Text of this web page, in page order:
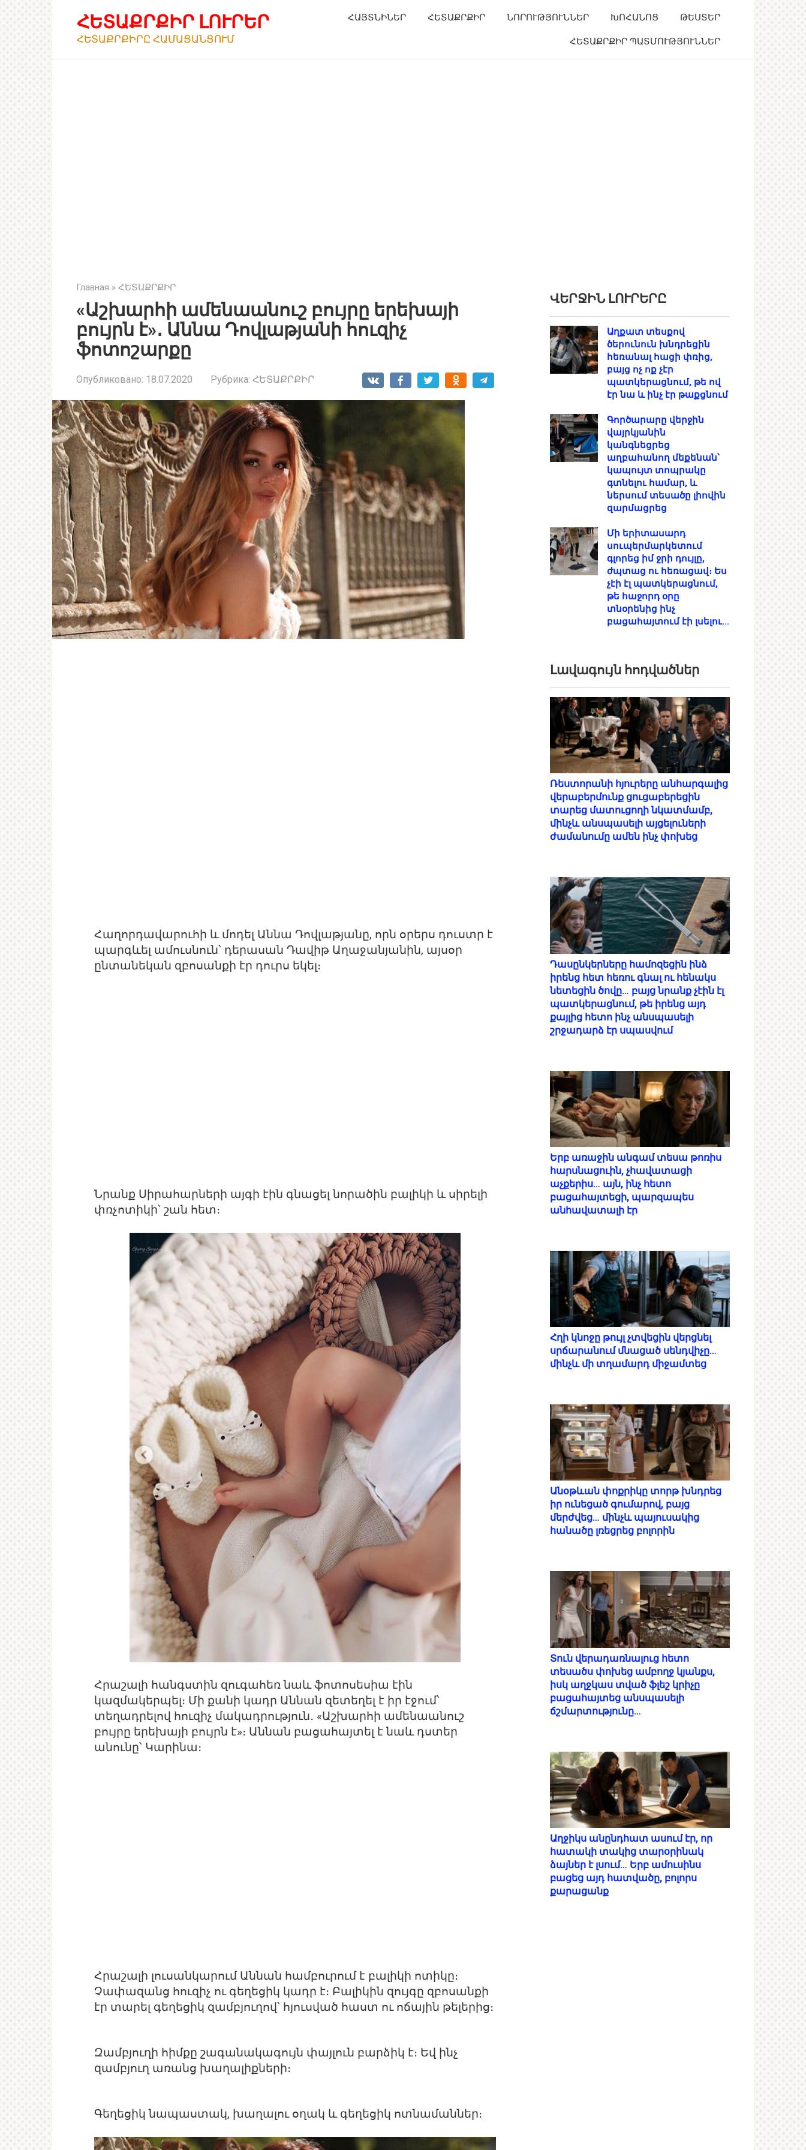
ՀԵՏԱՔՐՔԻՐ ԼՈՒՐԵՐ
ՀԵՏԱՔՐՔԻՐԸ ՀԱՄԱՑԱՆՑՈՒՄ
ՀԱՅՏՆԻՆԵՐ ՀԵՏԱՔՐՔԻՐ ՆՈՐՈՒԹՅՈՒՆՆԵՐ ԽՈՀԱՆՈՑ ԹԵՍՏԵՐ
ՀԵՏԱՔՐՔԻՐ ՊԱՏՄՈՒԹՅՈՒՆՆԵՐ
Главная » ՀԵՏԱՔՐՔԻՐ
«Աշխարհի ամենաանուշ բույրը երեխայի
բույրն է»․ Աննա Դովլաթյանի հուզիչ
ֆոտոշարքը
Опубликовано: 18.07.2020 Рубрика: ՀԵՏԱՔՐՔԻՐ
Հաղորդավարուհի և մոդել Աննա Դովլաթյանը, որն օրերս դուստր է
պարգևել ամուսնուն՝ դերասան Դավիթ Աղաջանյանին, այսօր
ընտանեկան զբոսանքի էր դուրս եկել։
Նրանք Սիրահարների այգի էին գնացել նորածին բալիկի և սիրելի
փռչոտիկի՝ շան հետ։
Հրաշալի հանգստին զուգահեռ նաև ֆոտոսեսիա էին
կազմակերպել։ Մի քանի կադր Աննան զետեղել է իր էջում՝
տեղադրելով հուզիչ մակադրություն․ «Աշխարհի ամենաանուշ
բույրը երեխայի բույրն է»։ Աննան բացահայտել է նաև դստեր
անունը՝ Կարինա։
Հրաշալի լուսանկարում Աննան համբուրում է բալիկի ոտիկը։
Չափազանց հուզիչ ու գեղեցիկ կադր է։ Բալիկին զույգը զբոսանքի
էր տարել գեղեցիկ զամբյուղով՝ հյուսված հաստ ու ոճային թելերից։
Զամբյուղի հիմքը շագանակագույն փայլուն բարձիկ է։ Եվ ինչ
զամբյուղ առանց խաղալիքների։
Գեղեցիկ նապաստակ, խաղալու օղակ և գեղեցիկ ոտնամաններ։
ՎԵՐՋԻՆ ԼՈՒՐԵՐԸ
Աղքատ տեսքով
ծերունուն խնդրեցին
հեռանալ հացի փռից,
բայց ոչ ոք չէր
պատկերացնում, թե ով
էր նա և ինչ էր թաքցնում
Գործարարը վերջին
վայրկյանին
կանգնեցրեց
աղբահանող մեքենան՝
կապույտ տոպրակը
գտնելու համար, և
ներսում տեսածը լիովին
զարմացրեց
Մի երիտասարդ
սուպերմարկետում
գլորեց իմ ջրի դույլը,
ժպտաց ու հեռացավ։ Ես
չէի էլ պատկերացնում,
թե հաջորդ օրը
տնօրենից ինչ
բացահայտում էի լսելու…
Լավագույն հոդվածներ
Ռեստորանի հյուրերը անհարգալից
վերաբերմունք ցուցաբերեցին
տարեց մատուցողի նկատմամբ,
մինչև անսպասելի այցելուների
ժամանումը ամեն ինչ փոխեց
Դասընկերները համոզեցին ինձ
իրենց հետ հեռու գնալ ու հենակս
նետեցին ծովը… բայց նրանք չէին էլ
պատկերացնում, թե իրենց այդ
քայլից հետո ինչ անսպասելի
շրջադարձ էր սպասվում
Երբ առաջին անգամ տեսա թոռիս
հարսնացուին, չհավատացի
աչքերիս… այն, ինչ հետո
բացահայտեցի, պարզապես
անհավատալի էր
Հղի կնոջը թույլ չտվեցին վերցնել
սրճարանում մնացած սենդվիչը…
մինչև մի տղամարդ միջամտեց
Անօթևան փոքրիկը տորթ խնդրեց
իր ունեցած գումարով, բայց
մերժվեց… մինչև պայուսակից
հանածը լռեցրեց բոլորին
Տուն վերադառնալուց հետո
տեսածս փոխեց ամբողջ կյանքս,
իսկ աղջկաս տված ֆլեշ կրիչը
բացահայտեց անսպասելի
ճշմարտությունը…
Աղջիկս անընդհատ ասում էր, որ
հատակի տակից տարօրինակ
ձայներ է լսում… Երբ ամուսինս
բացեց այդ հատվածը, բոլորս
քարացանք